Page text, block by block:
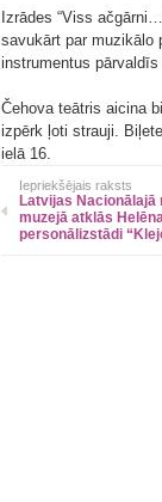
Izrādes “Viss
savukārt par muzikālo
instrumentus
Čehova teātris aicina
izpērk ļoti strauji.
ielā 16.
Iepriekšējais raksts
Latvijas
muzejā atklās
personālizstādi